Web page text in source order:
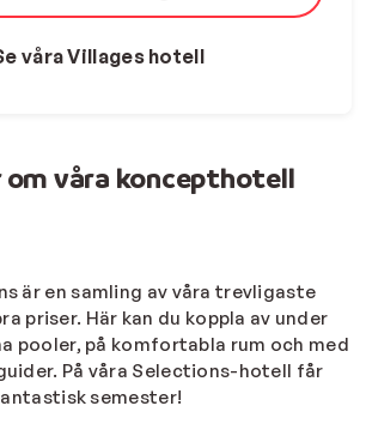
våra Villages hotell
om våra koncepthotell
är en samling av våra trevligaste
priser. Här kan du koppla av under
pooler, på komfortabla rum och med
På våra Selections-hotell får
semester!